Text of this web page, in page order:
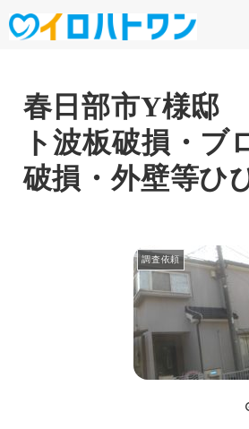
春日部市Y様邸
ト波板破損・ブ
破損・外壁等ひ
調査依頼